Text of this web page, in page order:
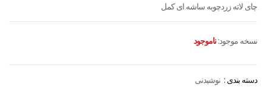
چای لاته زردچوبه ساشه ای کمل
نسخه موجود: ناموجود
دسته بندی : نوشیدنی